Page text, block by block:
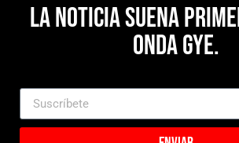
La noticia suena
Onda Gye.